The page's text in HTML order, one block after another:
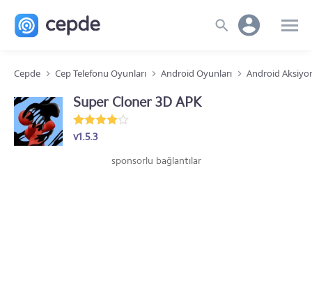
Cepde Cep Telefonu Oyunları Android Oyunları Android
Super Cloner 3D APK
v1.5.3
sponsorlu bağlantılar